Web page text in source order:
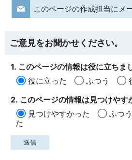
このページの作成担当にメ
ご意見をお聞かせください。
1. このページの情報は役に立ちま
役に立った
ふつう
2. このページの情報は見つけやす
見つけやすかった
ふつう
た